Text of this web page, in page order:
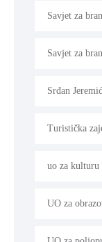
Savjet za
Savjet za
Srđan Jeremić
Turistička
uo za kulturu
UO za